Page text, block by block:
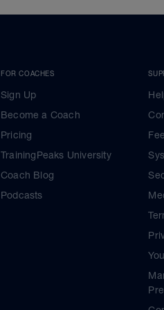
FOR COACHES
Sign Up
Become a Coach
Pricing
TrainingPeaks University
Coach Blog
Podcasts